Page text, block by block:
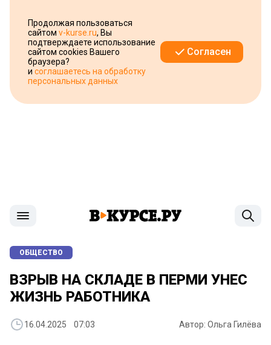
Продолжая пользоваться
сайтом v-kurse.ru, Вы
подтверждаете использование
сайтом cookies Вашего
браузера?
и соглашаетесь на обработку
персональных данных
Согласен
ОБЩЕСТВО
ВЗРЫВ НА СКЛАДЕ В ПЕРМИ УНЕС
ЖИЗНЬ РАБОТНИКА
16.04.2025 07:03 Автор: Ольга Гилёва